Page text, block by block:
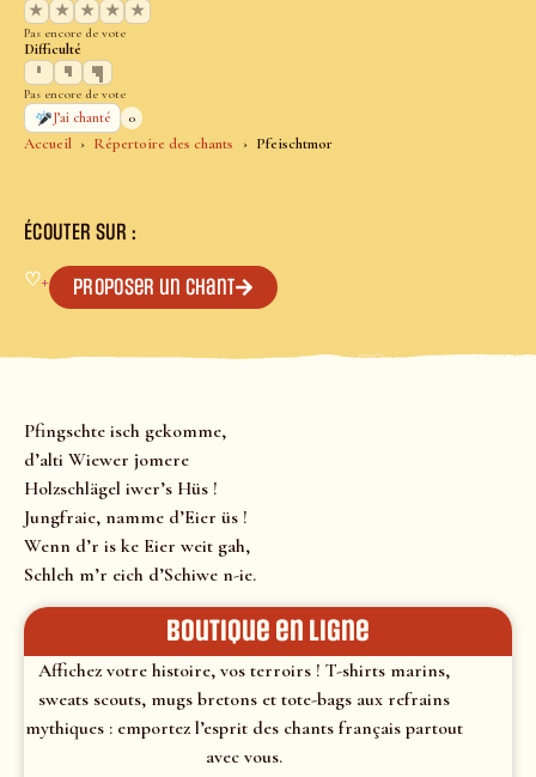
Accueil Répertoire des chants Pfeischtmor
★
★ ★ ★ ★
Pas encore de vote
Difficulté
Pas encore de vote
J’ai chanté
0
ÉCOUTER SUR :
♡+ Proposer un chant
Pfingschte isch gekomme,
d’alti Wiewer jomere
Holzschlägel iwer’s Hüs !
Jungfraie, namme d’Eier üs !
Wenn d’r is ke Eier weit gah,
Schleh m’r eich d’Schiwe n-ie.
Boutique en ligne
Affichez votre histoire, vos terroirs ! T-shirts marins,
sweats scouts, mugs bretons et tote-bags aux refrains
mythiques : emportez l’esprit des chants français partout
avec vous.